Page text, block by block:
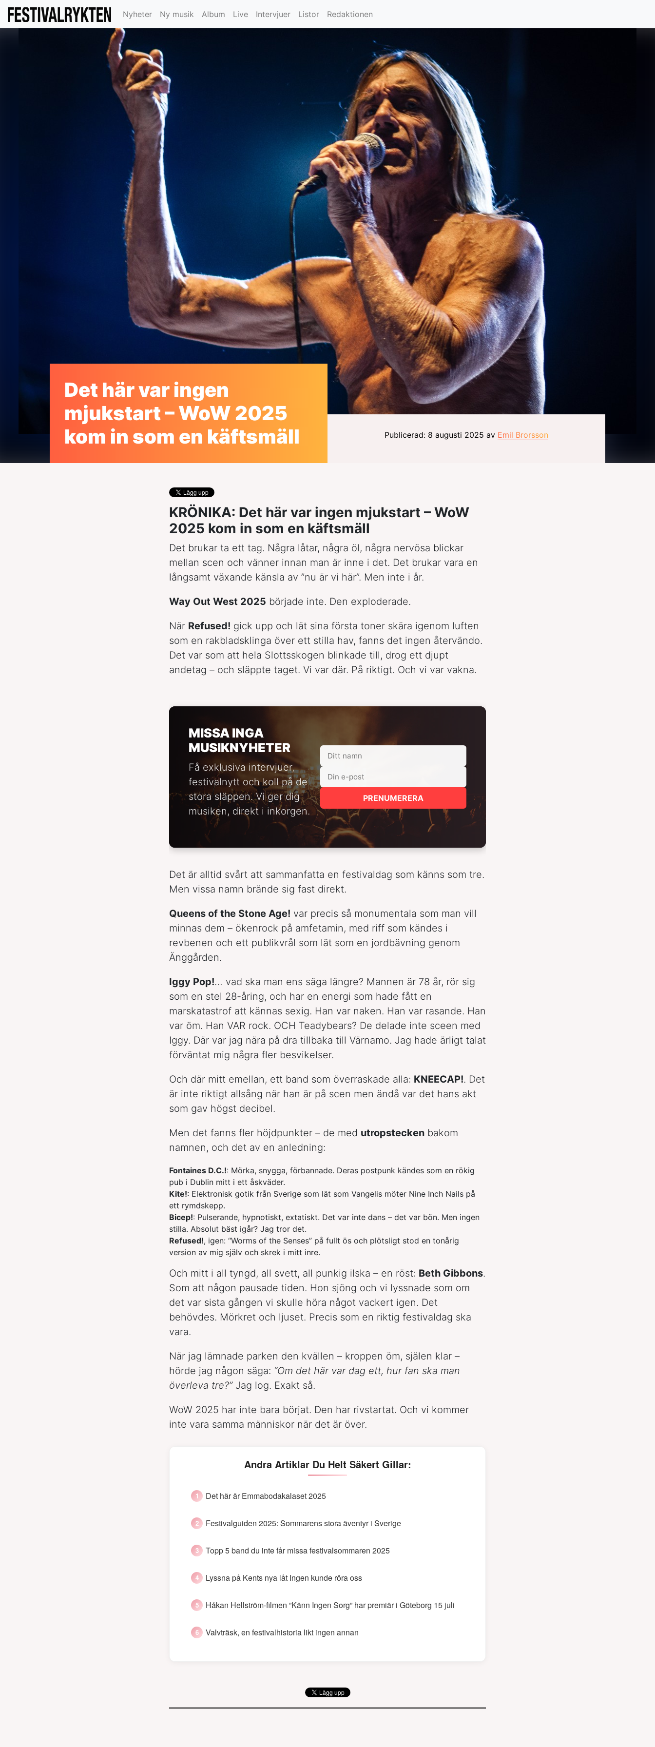
Nyheter Ny musik Album Live Intervjuer Listor Redaktionen
Det här var ingen
mjukstart – WoW 2025
kom in som en käftsmäll
Publicerad: 8 augusti 2025 av Emil Brorsson
KRÖNIKA: Det här var ingen mjukstart – WoW
2025 kom in som en käftsmäll
Det brukar ta ett tag. Några låtar, några öl, några nervösa blickar
mellan scen och vänner innan man är inne i det. Det brukar vara en
långsamt växande känsla av ”nu är vi här”. Men inte i år.
Way Out West 2025 började inte. Den exploderade.
När Refused! gick upp och lät sina första toner skära igenom luften
som en rakbladsklinga över ett stilla hav, fanns det ingen återvändo.
Det var som att hela Slottsskogen blinkade till, drog ett djupt
andetag – och släppte taget. Vi var där. På riktigt. Och vi var vakna.
MISSA INGA
MUSIKNYHETER
Få exklusiva intervjuer,
festivalnytt och koll på de
stora släppen. Vi ger dig
musiken, direkt i inkorgen.
PRENUMERERA
Det är alltid svårt att sammanfatta en festivaldag som känns som tre.
Men vissa namn brände sig fast direkt.
Queens of the Stone Age! var precis så monumentala som man vill
minnas dem – ökenrock på amfetamin, med riff som kändes i
revbenen och ett publikvrål som lät som en jordbävning genom
Änggården.
Iggy Pop!… vad ska man ens säga längre? Mannen är 78 år, rör sig
som en stel 28-åring, och har en energi som hade fått en
marskatastrof att kännas sexig. Han var naken. Han var rasande. Han
var öm. Han VAR rock. OCH Teadybears? De delade inte sceen med
Iggy. Där var jag nära på dra tillbaka till Värnamo. Jag hade ärligt talat
förväntat mig några fler besvikelser.
Och där mitt emellan, ett band som överraskade alla: KNEECAP!. Det
är inte riktigt allsång när han är på scen men ändå var det hans akt
som gav högst decibel.
Men det fanns fler höjdpunkter – de med utropstecken bakom
namnen, och det av en anledning:
Fontaines D.C.!: Mörka, snygga, förbannade. Deras postpunk kändes som en rökig
pub i Dublin mitt i ett åskväder.
Kite!: Elektronisk gotik från Sverige som lät som Vangelis möter Nine Inch Nails på
ett rymdskepp.
Bicep!: Pulserande, hypnotiskt, extatiskt. Det var inte dans – det var bön. Men ingen
stilla. Absolut bäst igår? Jag tror det.
Refused!, igen: “Worms of the Senses” på fullt ös och plötsligt stod en tonårig
version av mig själv och skrek i mitt inre.
Och mitt i all tyngd, all svett, all punkig ilska – en röst: Beth Gibbons.
Som att någon pausade tiden. Hon sjöng och vi lyssnade som om
det var sista gången vi skulle höra något vackert igen. Det
behövdes. Mörkret och ljuset. Precis som en riktig festivaldag ska
vara.
När jag lämnade parken den kvällen – kroppen öm, själen klar –
hörde jag någon säga: “Om det här var dag ett, hur fan ska man
överleva tre?”Jag log. Exakt så.
WoW 2025 har inte bara börjat. Den har rivstartat. Och vi kommer
inte vara samma människor när det är över.
Andra Artiklar Du Helt Säkert Gillar:
Det här är Emmabodakalaset 2025
Festivalguiden 2025: Sommarens stora äventyr i Sverige
Topp 5 band du inte får missa festivalsommaren 2025
Lyssna på Kents nya låt Ingen kunde röra oss
Håkan Hellström-filmen ”Känn Ingen Sorg” har premiär i Göteborg 15 juli
Valvträsk, en festivalhistoria likt ingen annan